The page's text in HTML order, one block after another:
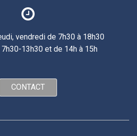
vendredi de 7h30 à 18h30
13h30 et de 14h à 15h
CONTACT